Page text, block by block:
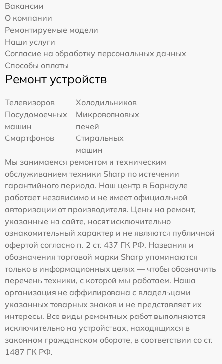
Вакансии
О компании
Ремонтируемые модели
Наши услуги
Согласие на обработку персональных данных
Способы оплаты
Ремонт устройств
Телевизоров
Холодильников
Посудомоечных
машин
Микроволновых
печей
Смартфонов
Стиральных
машин
Мы занимаемся ремонтом и техническим
обслуживанием техники Sharp по истечении
гарантийного периода. Наш центр в Барнауле
работает независимо и не имеет официальной
авторизации от производителя. Цены на ремонт,
указанные на сайте, носят исключительно
ознакомительный характер и не являются публичной
офертой согласно п. 2 ст. 437 ГК РФ. Названия и
обозначения торговой марки Sharp упоминаются
только в информационных целях — чтобы обозначить
перечень техники, с которой мы работаем. Наша
организация не аффилирована с владельцами
указанных товарных знаков и не представляет их
интересы. Все виды ремонтных работ выполняются
исключительно на устройствах, находящихся в
законном гражданском обороте, в соответствии со ст.
1487 ГК РФ.